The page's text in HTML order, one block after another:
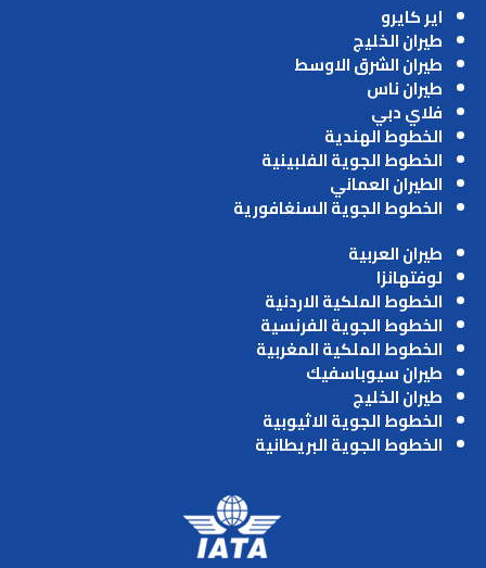
اير كايرو
طيران الخليج
طيران الشرق الاوسط
طيران ناس
فلاي دبي
الخطوط الهندية
الخطوط الجوية الفلبينية
الطيران العماني
الخطوط الجوية السنغافورية
طيران العربية
لوفتهانزا
الخطوط الملكية الاردنية
الخطوط الجوية الفرنسية
الخطوط الملكية المغربية
طيران سيوباسفيك
طيران الخليج
الخطوط الجوية الاثيوبية
الخطوط الجوية البريطانية